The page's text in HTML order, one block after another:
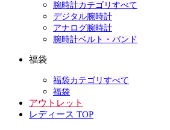
腕時計カテゴリすべて
デジタル腕時計
アナログ腕時計
腕時計ベルト・バンド
福袋
福袋カテゴリすべて
福袋
アウトレット
レディース TOP